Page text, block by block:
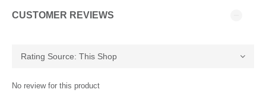
CUSTOMER REVIEWS
No review for this product